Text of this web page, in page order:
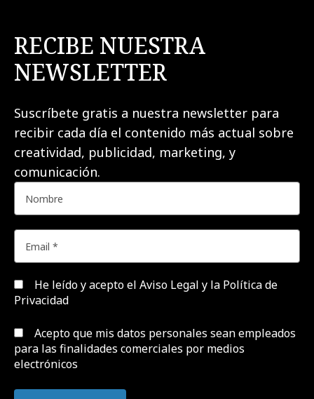
RECIBE NUESTRA
NEWSLETTER
Suscríbete gratis a nuestra newsletter para
recibir cada día el contenido más actual sobre
creatividad, publicidad, marketing, y
comunicación.
He leído y acepto el Aviso Legal y la Política de
Privacidad
Acepto que mis datos personales sean empleados
para las finalidades comerciales por medios
electrónicos